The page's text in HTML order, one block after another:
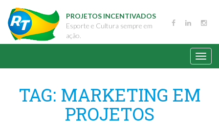
PROJETOS INCENTIVADOS
Esporte e Cultura sempre em
ação.
TAG: MARKETING EM
PROJETOS